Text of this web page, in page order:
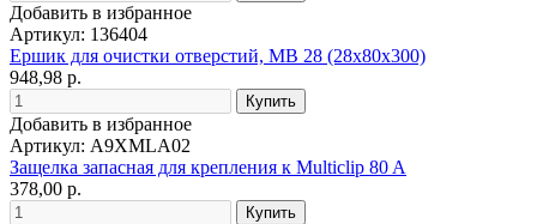
Добавить в избранное
Артикул: 136404
Ершик для очистки отверстий, MB 28 (28х80х300)
948,98 р.
Добавить в избранное
Артикул: A9XMLA02
Защелка запасная для крепления к Multiclip 80 A
378,00 р.